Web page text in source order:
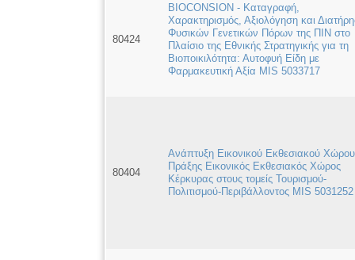
80424
BIOCONSION - Καταγραφή,
Χαρακτηρισμός, Αξιολόγηση και
Φυσικών Γενετικών Πόρων της ΠΙΝ στο
Πλαίσιο της Εθνικής Στρατηγικής για τη
Βιοποικιλότητα: Αυτοφυή Είδη με
Φαρμακευτική Αξία MIS 5033717
80404
Aνάπτυξη Εικονικού Εκθεσιακού
Πράξης Εικονικός Εκθεσιακός Χώρος
Κέρκυρας στους τομείς Τουρισμού-
Πολιτισμού-Περιβάλλοντος MIS 5031252